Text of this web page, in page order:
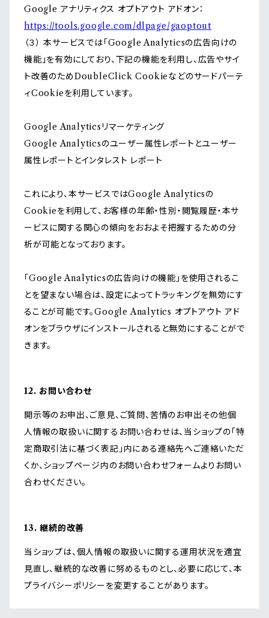
Google アナリティクス オプトアウト アドオン：
https://tools.google.com/dlpage/gaoptout
（３） 本サービスでは「Google Analyticsの広告向けの
機能」を有効にしており、下記の機能を利用し、広告やサイ
ト改善のためDoubleClick Cookieなどのサードパーテ
ィCookieを利用しています。
Google Analyticsリマーケティング
Google Analyticsのユーザー属性レポートとユーザー
属性レポートとインタレスト レポート
これにより、本サービスではGoogle Analyticsの
Cookieを利用して、お客様の年齢・性別・閲覧履歴・本サ
ービスに関する関心の傾向をおおよそ把握するための分
析が可能となっております。
「Google Analyticsの広告向けの機能」を使用されるこ
とを望まない場合は、設定によってトラッキングを無効にす
ることが可能です。Google Analytics オプトアウト アド
オンをブラウザにインストールされると無効にすることがで
きます。
12. お問い合わせ
開示等のお申出、ご意見、ご質問、苦情のお申出その他個
人情報の取扱いに関するお問い合わせは、当ショップの「特
定商取引法に基づく表記」内にある連絡先へご連絡いただ
くか、ショップページ内のお問い合わせフォームよりお問い
合わせください。
13. 継続的改善
当ショップは、個人情報の取扱いに関する運用状況を適宜
見直し、継続的な改善に努めるものとし、必要に応じて、本
プライバシーポリシーを変更することがあります。